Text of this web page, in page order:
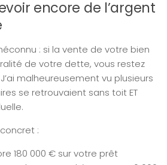
encore de l’argent
: si la vente de votre bien
de votre dette, vous restez
malheureusement vu plusieurs
se retrouvaient sans toit ET
:
180 000 € sur votre prêt